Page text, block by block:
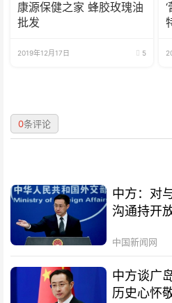
康源保健之家 蜂胶玫瑰油
批发
2019年12月17日 5
0条评论
中方：对
沟通持开
中国新闻网
中方谈广
历史心怀